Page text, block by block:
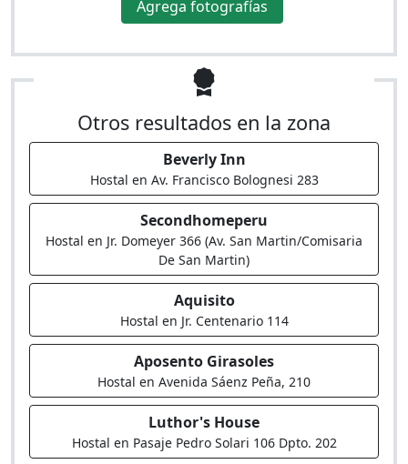
Agrega fotografías
Otros resultados en la zona
Beverly Inn
Hostal en Av. Francisco Bolognesi 283
Secondhomeperu
Hostal en Jr. Domeyer 366 (Av. San Martin/Comisaria
De San Martin)
Aquisito
Hostal en Jr. Centenario 114
Aposento Girasoles
Hostal en Avenida Sáenz Peña, 210
Luthor's House
Hostal en Pasaje Pedro Solari 106 Dpto. 202